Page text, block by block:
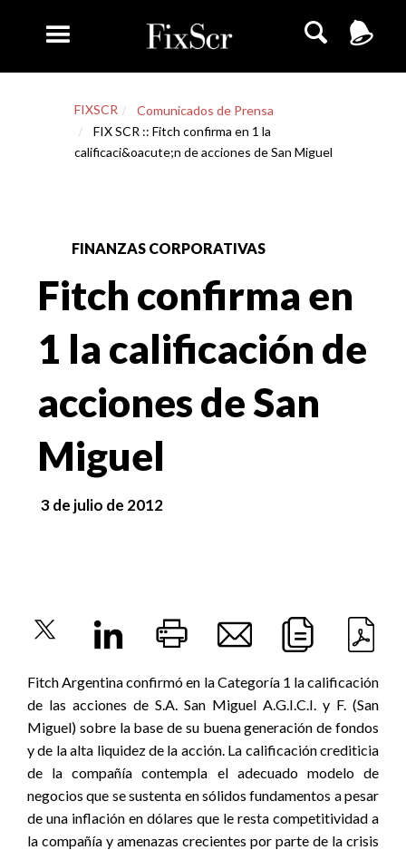
FIXSCR
Comunicados de Prensa
FIX SCR :: Fitch confirma en 1 la
calificaci&oacute;n de acciones de San Miguel
FINANZAS CORPORATIVAS
Fitch confirma en
1 la calificación de
acciones de San
Miguel
3 de julio de 2012
Fitch Argentina confirmó en la Categoría 1 la calificación
de las acciones de S.A. San Miguel A.G.I.C.I. y F. (San
Miguel) sobre la base de su buena generación de fondos
y de la alta liquidez de la acción. La calificación crediticia
de la compañía contempla el adecuado modelo de
negocios que se sustenta en sólidos fundamentos a pesar
de una inflación en dólares que le resta competitividad a
la compañía y amenazas crecientes por parte de la crisis